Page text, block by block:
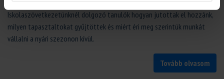
Iskolaszövetkezetünknél dolgozó tanulók hogyan jutottak el hozzánk,
milyen tapasztaltokat gyűjtöttek és miért éri meg szerintük munkát
vállalni a nyári szezonon kívül.
Tovább olvasom